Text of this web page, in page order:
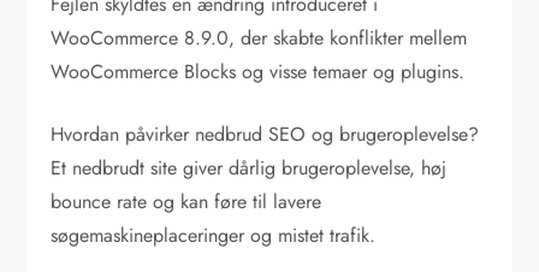
WooCommerce 8.9.0, der skabte konflikter mellem
WooCommerce Blocks og visse temaer og plugins.
Hvordan påvirker nedbrud SEO og brugeroplevelse?
Et nedbrudt site giver dårlig brugeroplevelse, høj
bounce rate og kan føre til lavere
søgemaskineplaceringer og mistet trafik.